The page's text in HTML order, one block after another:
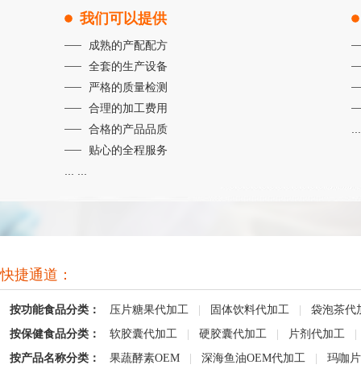
我们可以提供
成熟的产配配方
全套的生产设备
严格的质量检测
合理的加工费用
合格的产品品质
贴心的全程服务
快捷通道：
按功能食品分类： 压片糖果代加工 固体饮料代加工
袋泡茶代
按保健食品分类：
软胶囊代加工 硬胶囊代加工 片剂代加工
按产品名称分类：
果蔬酵素OEM 深海鱼油OEM代加工 玛咖